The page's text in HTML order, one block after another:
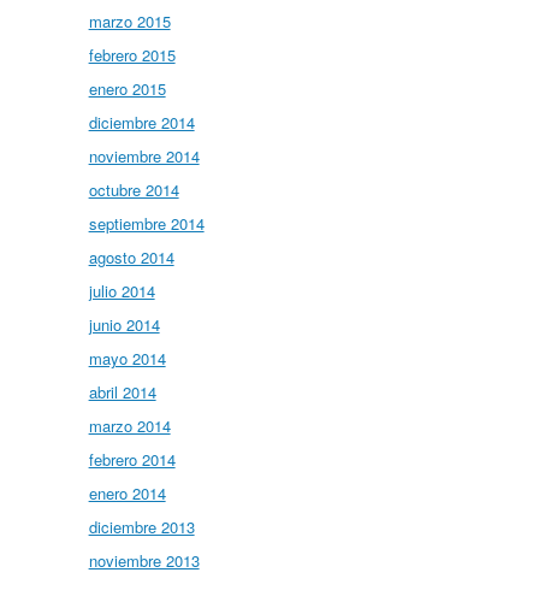
marzo 2015
febrero 2015
enero 2015
diciembre 2014
noviembre 2014
octubre 2014
septiembre 2014
agosto 2014
julio 2014
junio 2014
mayo 2014
abril 2014
marzo 2014
febrero 2014
enero 2014
diciembre 2013
noviembre 2013